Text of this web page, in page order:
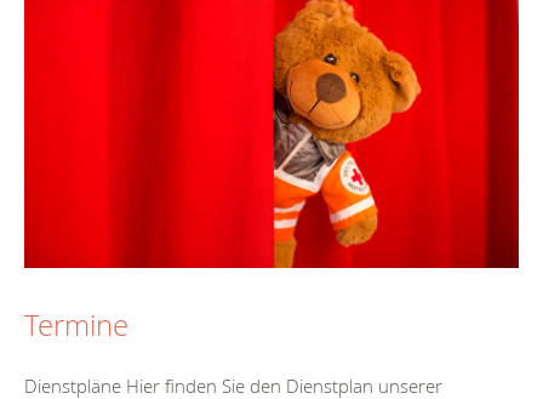
Termine
Dienstpläne Hier finden Sie den Dienstplan unserer